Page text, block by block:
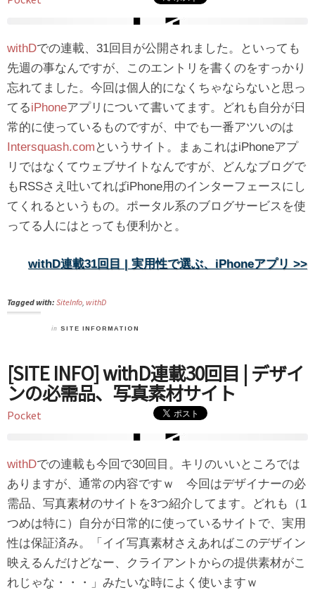
withDでの連載、31回目が公開されました。といっても
先週の事なんですが、このエントリを書くのをすっかり
忘れてました。今回は個人的になくちゃならないと思っ
てるiPhoneアプリについて書いてます。どれも自分が日
常的に使っているものですが、中でも一番アツいのは
Intersquash.com というサイト。まぁこれはiPhoneアプ
リではなくてウェブサイトなんですが、どんなブログで
もRSSさえ吐いてればiPhone用のインターフェースにし
てくれるというもの。ポータル系のブログサービスを使
ってる人にはとっても便利かと。
withD連載31回目 | 実用性で選ぶ、iPhoneアプリ >>
Tagged with: SiteInfo, withD
in SITE INFORMATION
[SITE INFO] withD連載30回目 | デザイ
ンの必需品、写真素材サイト
Pocket
withDでの連載も今回で30回目。キリのいいところでは
ありますが、通常の内容ですｗ 今回はデザイナーの必
需品、写真素材のサイトを3つ紹介してます。どれも（1
つめは特に）自分が日常的に使っているサイトで、実用
性は保証済み。「イイ写真素材さえあればこのデザイン
映えるんだけどなー、クライアントからの提供素材がこ
れじゃな・・・」みたいな時によく使いますｗ